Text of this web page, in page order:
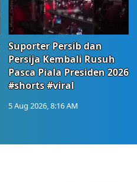
Suporter Persib dan
Persija Kembali Rusuh
Pasca Piala Presiden 2026
#shorts #viral
5 Aug 2026, 8:16 AM